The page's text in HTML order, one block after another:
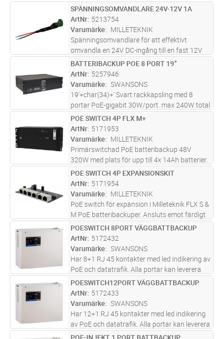
förses med larmkort för yttrligare fellarm och
sabotagekontakt i förborrade hål. Aggregatet
är skyddad mot öve...läs mer
ST Lägg i kundvagn
SPÄNNINGSOMVANDLARE 24V-12V 1A
ArtNr 5213754
Varumärke
MILLETEKNIK
Spänningsomvandlare för att effektivt
omvandla en 24V DC-ingång till en fast 12V
DC-utgång, med en maximal
belastningskapacitet på 1A. Den kontinuerliga
strömkapaciteten är 0,8A, vilket innebär att
d...läs mer
ST Lägg i kundvagn
BATTERIBACKUP POE 8 PORT 19”
ArtNr 5257946
Varumärke
SWANSONS
19'+char(34)+' Svart rackkapsling med 8
portar PoE-gigabit 30W/port. max 240W total
belastning. Levereras med larmkort för nät,
batteri och laddningsspänningsfel. Extra
batteriutgång för större batte
ST Lägg i kundvagn
POE SWITCH 4P FLX M+
ArtNr 5171953
Varumärke
MILLETEKNIK
Primärswitchad PoE batteribackup 48V
320W med plats för upp till 4x 14Ah batterier.
1x PoE switch med 2x LAN portar & 4x PoE
portar. Kan enkelt utökas med ytterligare 2
switchar till totalt 12 PoE po
ST Lägg i kundvagn
POE SWITCH 4P EXPANSIONSKIT
ArtNr 5171954
Varumärke
MILLETEKNIK
PoE switch för expansion i Milleteknik FLX S &
M PoE batteribackuper. Ansluts emot färdigt
kablage som finns i PoE FLX S & eller FLX
M.Max effekt per port: 30,8W
(22W@41VDC/vid djupurladdning av
batt ...läs mer
ST Lägg i kundvagn
POESWITCH 8PORT VÄGGBATTBACKUP
ArtNr 5172432
Varumärke
SWANSONS
Har 8+1 RJ 45 kontakter med led indikering av
PoE och datatrafik. Alla portar kan leverera
full effekt samtidigt. Är skyddad mot
överbelastning och kortslutning och har
inbyggt skydd mot djupurladdni
ST Lägg i kundvagn
POESWITCH12PORT VÄGGBATTBACKUP
ArtNr 5172433
Varumärke
SWANSONS
Har 12+1 RJ 45 kontakter med led indikering
av PoE och datatrafik. Alla portar kan leverera
full effekt samtidigt. Är skyddad mot